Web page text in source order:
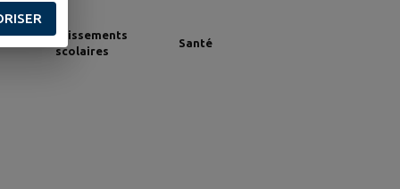
Établissements
scolaires
Santé